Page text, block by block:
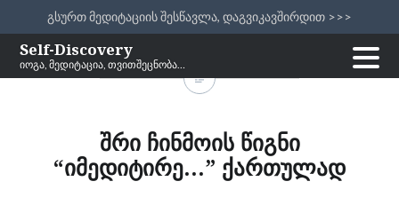
გსურთ მედიტაციის შესწავლა, დაგვიკავშირდით >>>
SkipSelf-Discovery
იოგა, მედიტაცია, თვითშეცნობა…
შრი ჩინმოის წიგნი
“იმედიტირე…” ქართულად